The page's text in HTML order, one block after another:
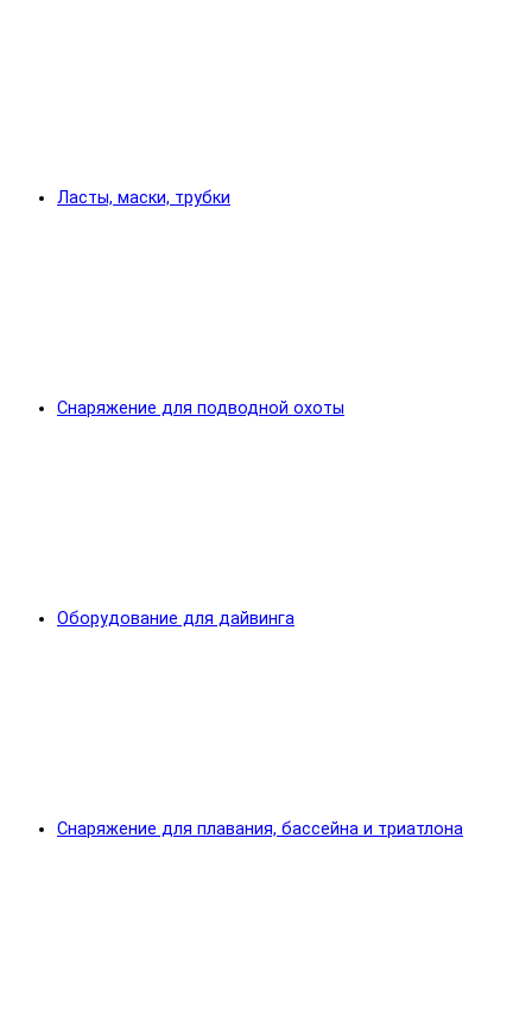
Ласты, маски, трубки
Снаряжение для подводной охоты
Оборудование для дайвинга
Снаряжение для плавания, бассейна и триатлона